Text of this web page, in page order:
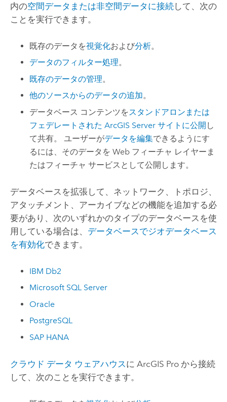
内の空間データまたは非空間データに接続して、次の
ことを実行できます。
既存のデータを視覚化および分析。
データのフィルター処理。
既存のデータの管理。
他のソースからのデータの追加。
データベース コンテンツをスタンドアロンまたは
フェデレートされたArcGIS Server サイトに公開 し
て共有。 ユーザーがデータを編集できるようにす
るには、そのデータを Web フィーチャ レイヤーま
たはフィーチャ サービスとして公開します。
データベースを拡張して、ネットワーク、トポロジ、
アタッチメント、アーカイブなどの機能を追加する必
要があり、次のいずれかのタイプのデータベースを使
用している場合は、 データベースでジオデータベース
を有効化できます。
IBM Db2
Microsoft SQL Server
Oracle
PostgreSQL
SAP HANA
クラウド データ ウェアハウスに ArcGIS Proから接続
して、次のことを実行できます。